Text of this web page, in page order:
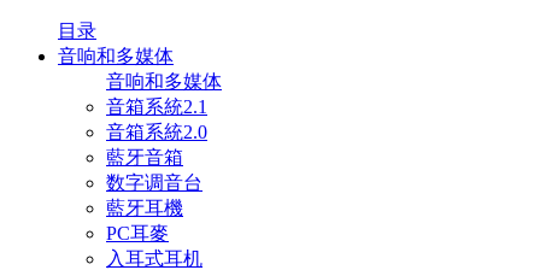
目录
音响和多媒体
音响和多媒体
音箱系統2.1
音箱系統2.0
藍牙音箱
数字调音台
藍牙耳機
PC耳麥
入耳式耳机